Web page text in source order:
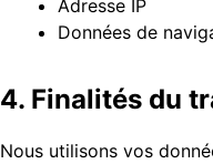
Adresse IP
Données de
4. Finalités du
Nous utilisons vos